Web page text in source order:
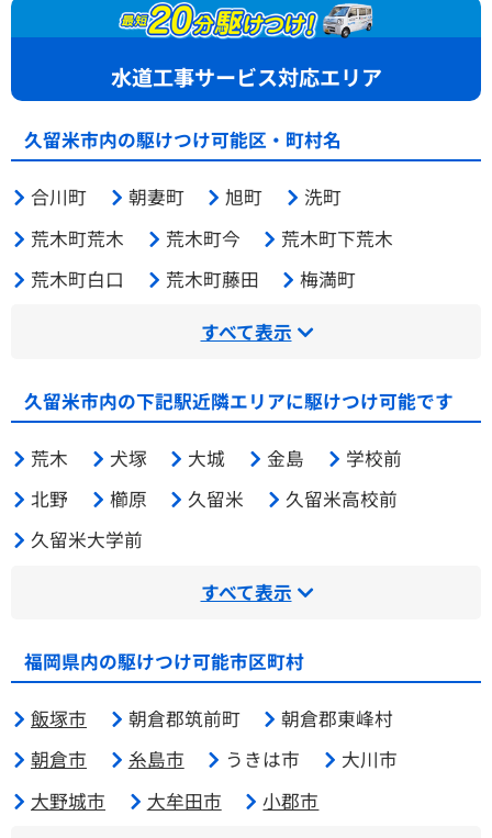
水道工事サービス対応エリア
久留米市内の駆けつけ可能区・町村名
合川町 朝妻町 旭町
洗町
荒木町荒木
荒木町今
荒木町下荒木
荒木町白口
荒木町藤田
梅満町
すべて表示
久留米市内の下記駅近隣エリアに駆けつけ可能です
荒木 犬塚 大城 金島
学校前
北野
櫛原 久留米
久留米高校前
久留米大学前
すべて表示
福岡県内の駆けつけ可能市区町村
飯塚市 朝倉郡筑前町
朝倉郡東峰村
朝倉市
糸島市 うきは市
大川市
大野城市
大牟田市
小郡市